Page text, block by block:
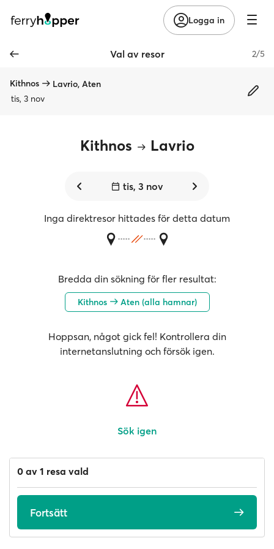
Logga in
Val av resor 2/5
Kithnos
Lavrio, Aten
tis, 3 nov
Kithnos Lavrio
tis, 3 nov
Inga direktresor hittades för detta datum
Bredda din sökning för fler resultat:
Kithnos Aten (alla hamnar)
Hoppsan, något gick fel! Kontrollera din
internetanslutning och försök igen.
Sök igen
0 av 1 resa vald
Fortsätt